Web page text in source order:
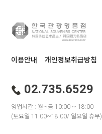
이용안내 개인정보취급방침
02.735.6529
영업시간 : 월~금 10:00 ~ 18:00
(토요일 11:00~18:00/ 일요일 휴무)